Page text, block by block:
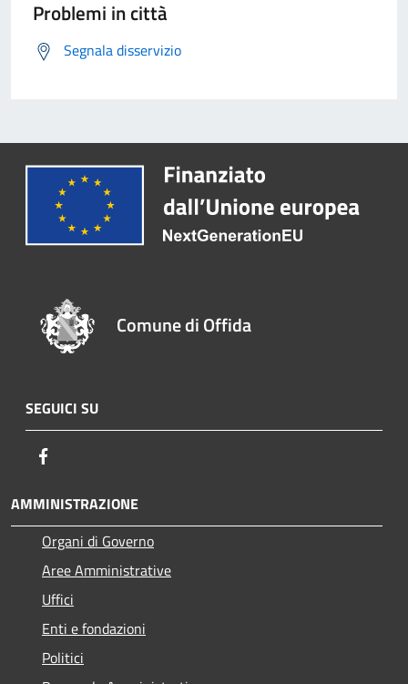
Problemi in città
Segnala disservizio
Comune di Offida
SEGUICI SU
AMMINISTRAZIONE
Organi di Governo
Aree Amministrative
Uffici
Enti e fondazioni
Politici